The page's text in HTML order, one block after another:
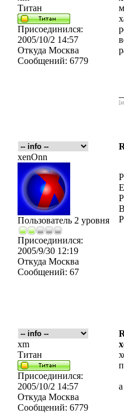
Титан
Присоединился:
2005/10/2 14:57
Откуда Москва
Сообщений: 6779
xenOnn
Пользователь 2 уровня
Присоединился:
2005/9/30 12:19
Откуда Москва
Сообщений: 67
xm
Титан
Присоединился:
2005/10/2 14:57
Откуда Москва
Сообщений: 6779